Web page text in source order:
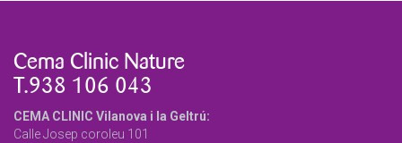
Cema Clinic Nature
T.938 106 043
CEMA CLINIC Vilanova i la Geltrú:
Calle Josep coroleu 101